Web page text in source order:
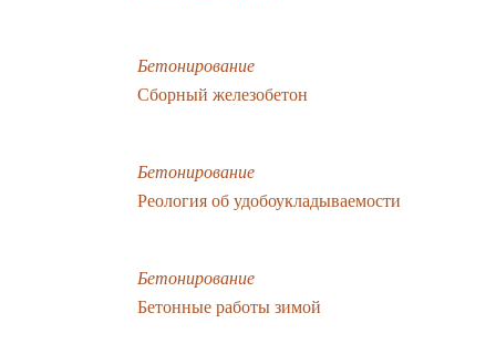
Бетонирование
Сборный железобетон
Бетонирование
Реология об удобоукладываемости
Бетонирование
Бетонные работы зимой